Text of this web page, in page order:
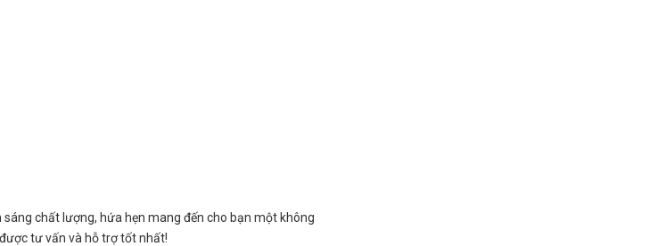
chất lượng, hứa hẹn mang đến cho bạn một không
tư vấn và hỗ trợ tốt nhất!